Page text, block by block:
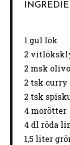
1 gul lök
2
2 msk
2 tsk curry
2 tsk
4 morötter
4 dl röda
1,5 liter